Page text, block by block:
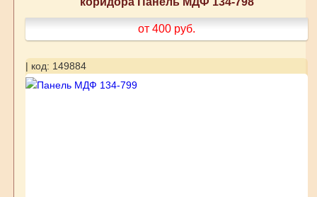
от 400 руб.
| код: 149884